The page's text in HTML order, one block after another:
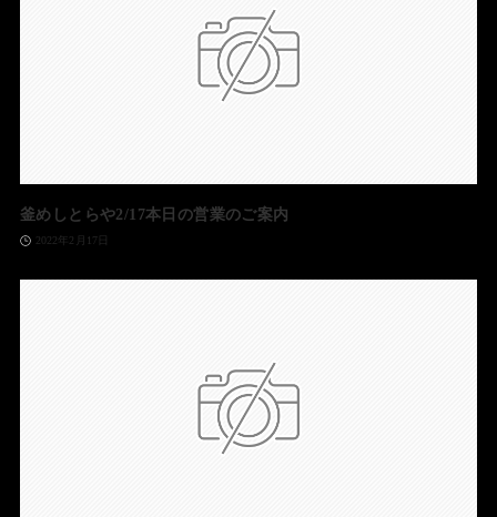
釜めしとらや2/17本日の営業のご案内
2022年2月17日